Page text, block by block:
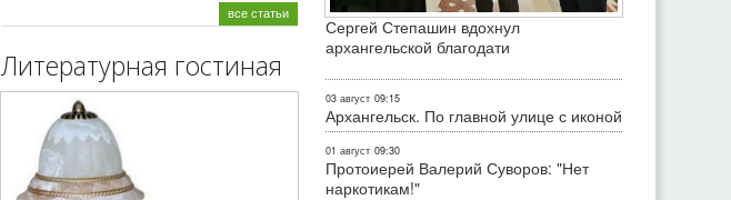
все статьи
Литературная гостиная
Сергей Степашин вдохнул
архангельской благодати
03 август 09:15
Архангельск. По главной улице с иконой
01 август 09:30
Протоиерей Валерий Суворов: "Нет
наркотикам!"